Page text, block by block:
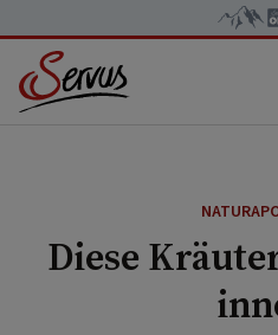
Diese